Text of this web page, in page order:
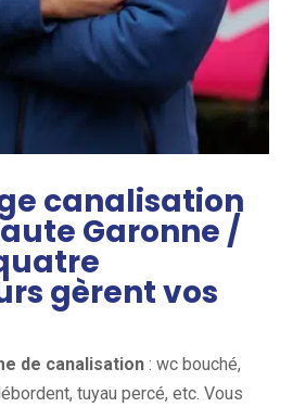
canalisation
Garonne /
gèrent vos
de canalisation : wc bouché,
tuyau percé, etc. Vous